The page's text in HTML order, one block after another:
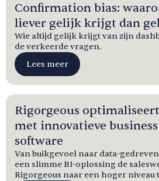
Confirmation bias:
liever gelijk krijgt dan
Wie altijd gelijk krijgt van zijn
de verkeerde vragen.
Lees meer
Rigorgeous
met innovatieve
software
Van buikgevoel naar data-
een slimme BI-oplossing de
Rigorgeous naar een hoger niveau